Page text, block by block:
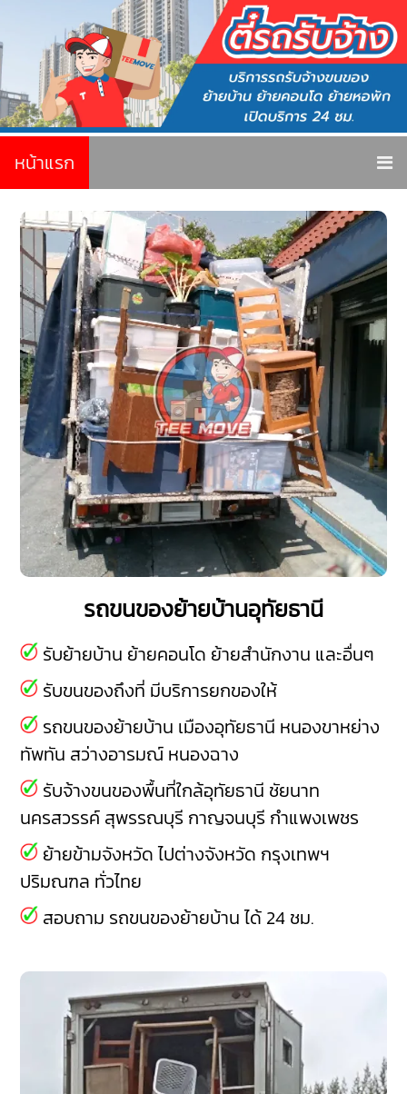
หน้าแรก
รถขนของย้ายบ้านอุทัยธานี
รับย้ายบ้าน ย้ายคอนโด ย้ายสำนักงาน และอื่นๆ
รับขนของถึงที่ มีบริการยกของให้
รถขนของย้ายบ้าน เมืองอุทัยธานี หนองขาหย่าง
ทัพทัน สว่างอารมณ์ หนองฉาง
รับจ้างขนของพื้นที่ใกล้อุทัยธานี ชัยนาท
นครสวรรค์ สุพรรณบุรี กาญจนบุรี กำแพงเพชร
ย้ายข้ามจังหวัด ไปต่างจังหวัด กรุงเทพฯ
ปริมณฑล ทั่วไทย
สอบถาม รถขนของย้ายบ้าน ได้ 24 ชม.